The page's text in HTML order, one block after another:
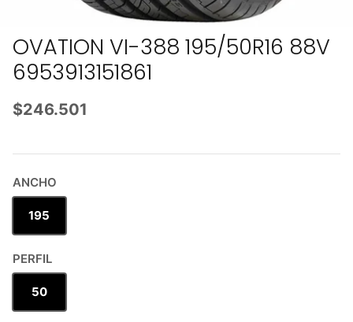
OVATION VI-388 195/50R16 88V
6953913151861
$246.501
ANCHO
195
PERFIL
50